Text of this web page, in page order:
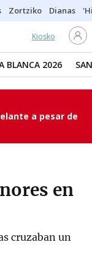
Zortziko Dianas
Kiosko
BLANCA 2026
a pesar de
en
cruzaban un